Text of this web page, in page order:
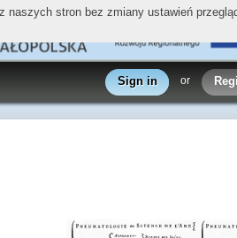
Sign in or
stron bez zmiany ustawień